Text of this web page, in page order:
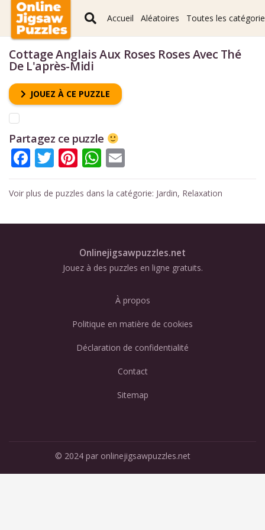
Accueil Aléatoires Toutes les
Cottage Anglais Aux Roses Roses Avec Thé
De L'après-Midi
JOUEZ À CE PUZZLE
Partagez ce puzzle
Facebook
Twitter
Pinterest
WhatsApp
Voir plus de puzzles dans la catégorie: Jardin, Relaxation
Onlinejigsawpuzzles.net
Jouez à des puzzles en ligne gratuits.
À propos
Politique en matière de cookies
Déclaration de confidentialité
Contact
Sitemap
© 2024 par onlinejigsawpuzzles.net